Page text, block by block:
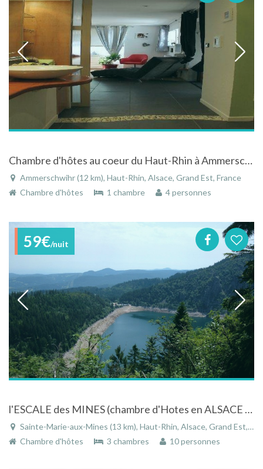
Chambre d'hôtes au coeur du Haut-Rhin à Ammerschwihr en Alsace
Ammerschwihr (12 km), Haut-Rhin, Alsace, Grand Est, France
Chambre d'hôtes
1 chambre 4 personnes
59€/nuit
l'ESCALE des MINES (chambre d'Hotes en ALSACE à 15 kms du VIGNOBLE
Sainte-Marie-aux-Mines (13 km), Haut-Rhin, Alsace, Grand Est, France
Chambre d'hôtes
3 chambres 10 personnes